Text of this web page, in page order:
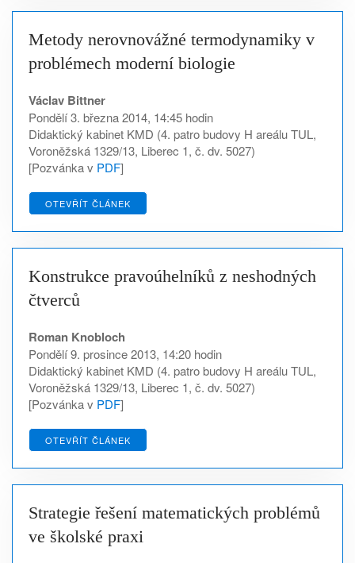
Metody nerovnovážné termodynamiky v
problémech moderní biologie
Václav Bittner
Pondělí 3. března 2014, 14:45 hodin
Didaktický kabinet KMD (4. patro budovy H areálu TUL,
Voroněžská 1329/13, Liberec 1, č. dv. 5027)
[Pozvánka v PDF]
OTEVŘÍT ČLÁNEK
Konstrukce pravoúhelníků z neshodných
čtverců
Roman Knobloch
Pondělí 9. prosince 2013, 14:20 hodin
Didaktický kabinet KMD (4. patro budovy H areálu TUL,
Voroněžská 1329/13, Liberec 1, č. dv. 5027)
[Pozvánka v PDF]
OTEVŘÍT ČLÁNEK
Strategie řešení matematických problémů
ve školské praxi